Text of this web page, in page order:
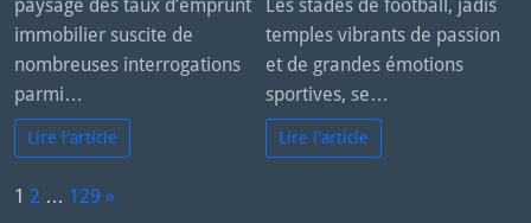
paysage des taux d’emprunt
immobilier suscite de
nombreuses interrogations
parmi…
Lire l'article
Les stades de football, jadis
temples vibrants de passion
et de grandes émotions
sportives, se…
Lire l'article
P
1 2 … 129 »